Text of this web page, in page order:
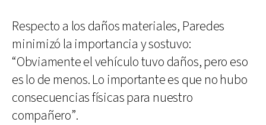
Respecto a los daños materiales, Paredes
minimizó la importancia y sostuvo:
“Obviamente el vehículo tuvo daños, pero eso
es lo de menos. Lo importante es que no hubo
consecuencias físicas para nuestro
compañero”.